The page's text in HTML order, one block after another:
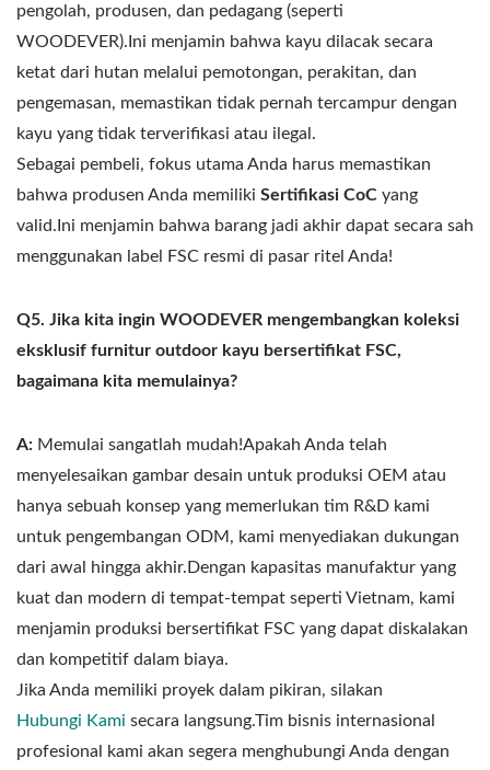
pengolah, produsen, dan pedagang (seperti
WOODEVER).Ini menjamin bahwa kayu dilacak secara
ketat dari hutan melalui pemotongan, perakitan, dan
pengemasan, memastikan tidak pernah tercampur dengan
kayu yang tidak terverifikasi atau ilegal.
Sebagai pembeli, fokus utama Anda harus memastikan
bahwa produsen Anda memiliki Sertifikasi CoC yang
valid.Ini menjamin bahwa barang jadi akhir dapat secara sah
menggunakan label FSC resmi di pasar ritel Anda!
Q5. Jika kita ingin WOODEVER mengembangkan koleksi
eksklusif furnitur outdoor kayu bersertifikat FSC,
bagaimana kita memulainya?
A: Memulai sangatlah mudah!Apakah Anda telah
menyelesaikan gambar desain untuk produksi OEM atau
hanya sebuah konsep yang memerlukan tim R&D kami
untuk pengembangan ODM, kami menyediakan dukungan
dari awal hingga akhir.Dengan kapasitas manufaktur yang
kuat dan modern di tempat-tempat seperti Vietnam, kami
menjamin produksi bersertifikat FSC yang dapat diskalakan
dan kompetitif dalam biaya.
Jika Anda memiliki proyek dalam pikiran, silakan
Hubungi Kami secara langsung.Tim bisnis internasional
profesional kami akan segera menghubungi Anda dengan